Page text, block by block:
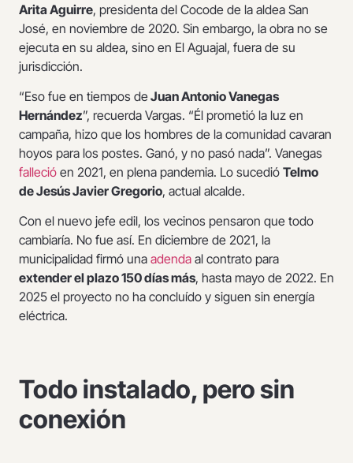
Arita Aguirre, presidenta del Cocode de la aldea San
José, en noviembre de 2020. Sin embargo, la obra no se
ejecuta en su aldea, sino en El Aguajal, fuera de su
jurisdicción.
“Eso fue en tiempos de Juan Antonio Vanegas
Hernández”, recuerda Vargas. “Él prometió la luz en
campaña, hizo que los hombres de la comunidad cavaran
hoyos para los postes. Ganó, y no pasó nada”. Vanegas
falleció en 2021, en plena pandemia. Lo sucedió Telmo
de Jesús Javier Gregorio, actual alcalde.
Con el nuevo jefe edil, los vecinos pensaron que todo
cambiaría. No fue así. En diciembre de 2021, la
municipalidad firmó una adenda al contrato para
extender el plazo 150 días más, hasta mayo de 2022. En
2025 el proyecto no ha concluído y siguen sin energía
eléctrica.
Todo instalado, pero sin
conexión